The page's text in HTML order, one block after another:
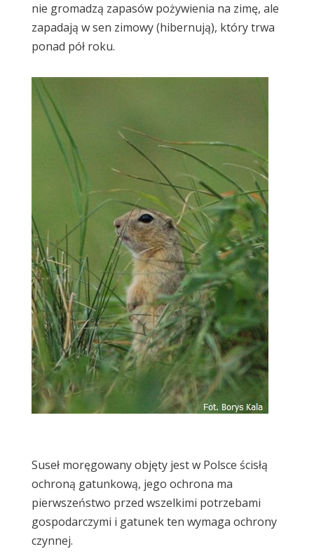
nie gromadzą zapasów pożywienia na zimę, ale
zapadają w sen zimowy (hibernują), który trwa
ponad pół roku.
Suseł moręgowany objęty jest w Polsce ścisłą
ochroną gatunkową, jego ochrona ma
pierwszeństwo przed wszelkimi potrzebami
gospodarczymi i gatunek ten wymaga ochrony
czynnej.